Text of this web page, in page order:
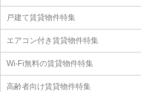
戸建て賃貸物件特集
エアコン付き賃貸物件特集
Wi-Fi無料の賃貸物件特集
高齢者向け賃貸物件特集